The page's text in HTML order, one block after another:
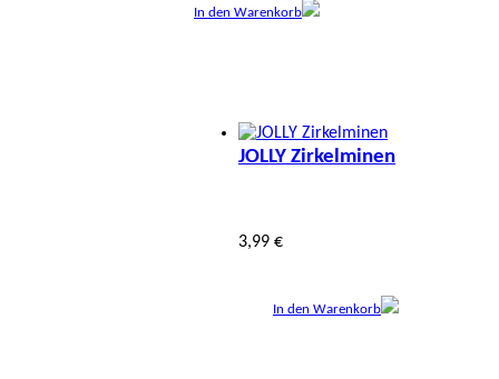
In den Warenkorb
JOLLY Zirkelminen
3,99 €
In den Warenkorb